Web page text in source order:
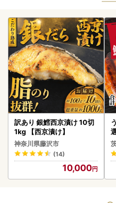
訳あり 銀鱈西京漬け 10切
1kg 【西京漬け】
神奈川県藤沢市
(14)
10,000